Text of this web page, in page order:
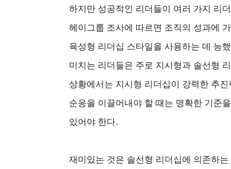
하지만 성공적인 리더들이 여러 가지 리
헤이그룹 조사에 따르면 조직의 성과에
육성형 리더십 스타일을 사용하는 데 능
미치는 리더들은 주로 지시형과 솔선형
상황에서는 지시형 리더십이 강력한 추
순응을 이끌어내야 할 때는 명확한 기준
있어야 한다.
재미있는 것은 솔선형 리더십에 의존하